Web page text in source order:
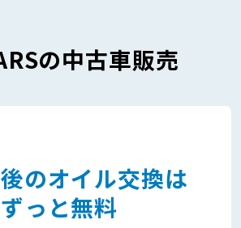
の中古車販売
のオイル交換は
ずっと無料